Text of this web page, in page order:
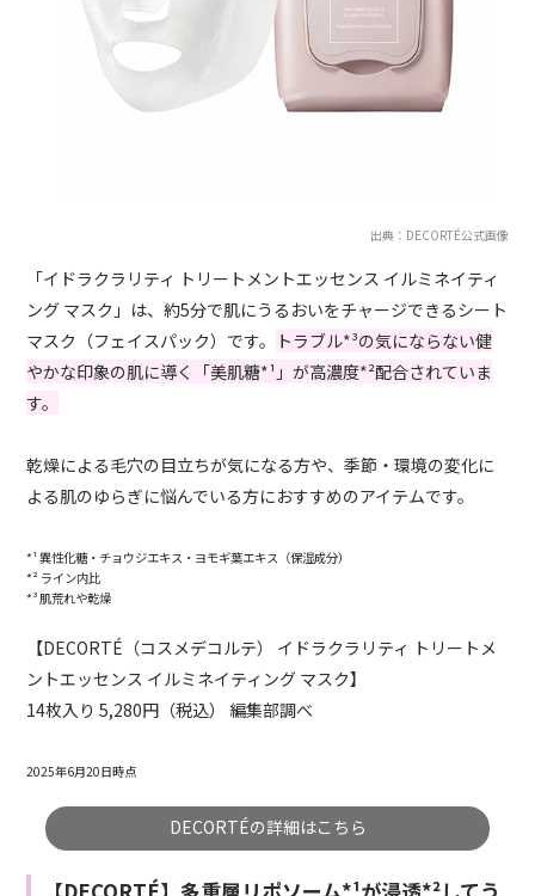
出典：DECORTÉ公式画像
「イドラクラリティ トリートメントエッセンス イルミネイティ
ング マスク」は、約5分で肌にうるおいをチャージできるシート
マスク（フェイスパック）です。
トラブル*³の気にならない健
やかな印象の肌に導く「美肌糖*¹」が高濃度*²配合されていま
す。
乾燥による毛穴の目立ちが気になる方や、季節・環境の変化に
よる肌のゆらぎに悩んでいる方におすすめのアイテムです。
*¹ 異性化糖・チョウジエキス・ヨモギ葉エキス（保湿成分）
*² ライン内比
*³ 肌荒れや乾燥
【DECORTÉ（コスメデコルテ） イドラクラリティ トリートメ
ントエッセンス イルミネイティング マスク】
14枚入り 5,280円（税込） 編集部調べ
2025年6月20日時点
DECORTÉの詳細はこちら